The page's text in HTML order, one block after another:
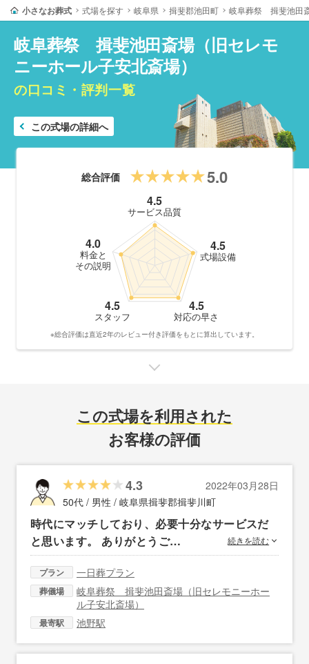
小さなお葬式 式場を探す 岐阜県 揖斐郡池田町 岐阜葬祭 揖斐池田
岐阜葬祭 揖斐池田斎場（旧セレモ
ニーホール子安北斎場）
の口コミ・評判一覧
この式場の詳細へ
総合評価 5.0
4.5
サービス品質
4.5
式場設備
4.5
対応の早さ
4.5
スタッフ
4.0
料金と
その説明
※総合評価は直近2年のレビュー付き評価をもとに算出しています。
この式場を利用された
お客様の評価
4.3
2022年03月28日
50代 / 男性 / 岐阜県揖斐郡揖斐川町
時代にマッチしており、必要十分なサービスだ
と思います。 ありがとうご…
続きを読む
プラン 一日葬プラン
葬儀場
岐阜葬祭 揖斐池田斎場（旧セレモニーホー
ル子安北斎場）
最寄駅 池野駅